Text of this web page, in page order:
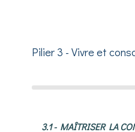
Pilier 3 - Vivre et
3.1 - MAÎTRISER LA